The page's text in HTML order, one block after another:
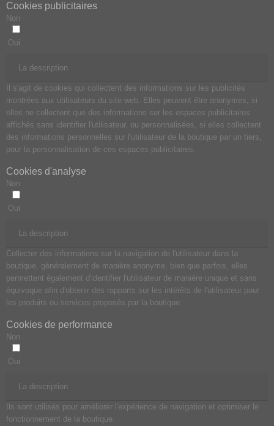
Cookies publicitaires
Non
Oui
La description
Il s'agit de cookies qui collectent des informations sur les publicités
montrées aux utilisateurs du site web. Elles peuvent être anonymes, si
elles ne collectent que des informations sur les espaces publicitaires
affichés sans identifier l'utilisateur, ou personnalisées, si elles collectent
des informations personnelles sur l'utilisateur de la boutique par un tiers,
pour la personnalisation de ces espaces publicitaires.
Cookies d'analyse
Non
Oui
La description
Collecter des informations sur la navigation de l'utilisateur dans la
boutique, généralement de manière anonyme, bien que parfois, elles
permettent également d'identifier l'utilisateur de manière unique et sans
équivoque afin d'obtenir des rapports sur les intérêts de l'utilisateur pour
les produits ou services proposés par la boutique.
Cookies de performance
Non
Oui
La description
Ils sont utilisés pour améliorer l'expérience de navigation et optimiser le
fonctionnement de la boutique.